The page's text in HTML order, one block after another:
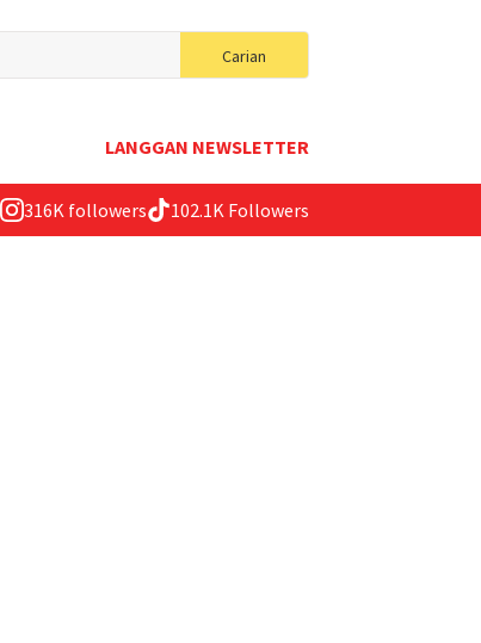
Carian
for:
LANGGAN NEWSLETTER
316K followers 102.1K Followers